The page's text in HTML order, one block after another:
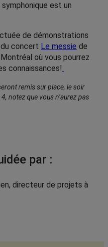
est un
de démonstrations
concert Le messie de
où vous pourrez
connaissances!
remis sur place, le soir
notez que vous n’aurez pas
par :
directeur de projets à